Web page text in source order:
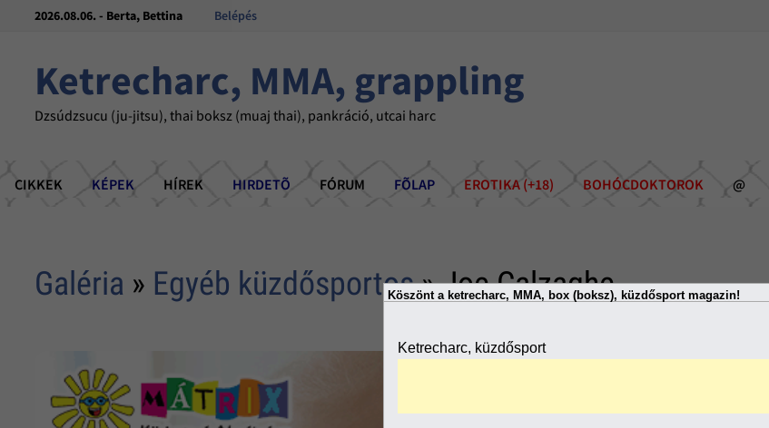
Köszönt a ketrecharc, MMA, box (boksz), küzdősport magazin!
Ketrecharc, küzdősport
2026.08.06. - Berta, Bettina Belépés
Ketrecharc, MMA, grappling
Dzsúdzsucu (ju-jitsu), thai boksz (muaj thai), pankráció, utcai harc
CIKKEK KÉPEK HÍREK HIRDETÕ FÓRUM FÕLAP EROTIKA (+18) BOHÓCDOKTOROK @
Galéria » Egyéb küzdősportos» Joe Calzaghe